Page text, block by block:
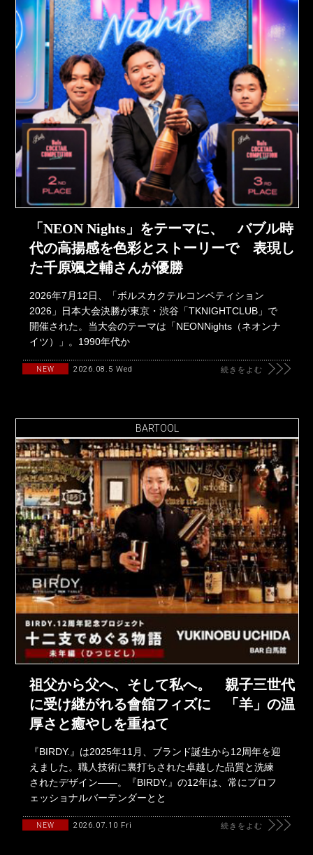
「NEON Nights」をテーマに、 バブル時
代の高揚感を色彩とストーリーで 表現し
た千原颯之輔さんが優勝
2026年7月12日、「ボルスカクテルコンペティション
2026」日本大会決勝が東京・渋谷「TKNIGHTCLUB」で
開催された。当大会のテーマは「NEONNights（ネオンナ
イツ）」。1990年代か
NEW 2026.08.5 Wed 続きをよむ
BARTOOL
祖父から父へ、そして私へ。 親子三世代
に受け継がれる會舘フィズに 「羊」の温
厚さと癒やしを重ねて
『BIRDY.』は2025年11月、ブランド誕生から12周年を迎
えました。職人技術に裏打ちされた卓越した品質と洗練
されたデザイン――。『BIRDY.』の12年は、常にプロフ
ェッショナルバーテンダーとと
NEW 2026.07.10 Fri 続きをよむ